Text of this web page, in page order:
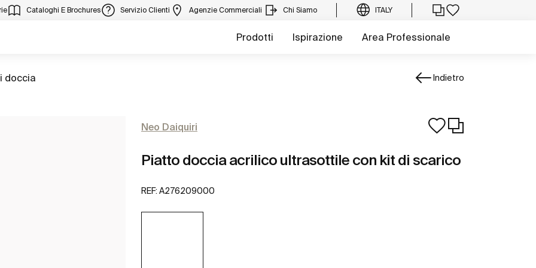
Cataloghi E Brochures Servizio Clienti Agenzie Commerciali Chi Siamo ITALY
Prodotti Ispirazione Area Professionale
doccia Indietro
Neo Daiquiri
Piatto doccia acrilico ultrasottile con kit di scarico
REF: A276209000